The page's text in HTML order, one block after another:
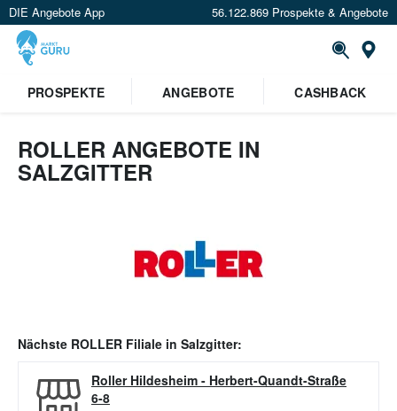
DIE Angebote App 56.122.869 Prospekte & Angebote
PROSPEKTE
ANGEBOTE CASHBACK
ROLLER ANGEBOTE IN
SALZGITTER
Nächste ROLLER Filiale in Salzgitter:
Roller Hildesheim - Herbert-Quandt-Straße
6-8